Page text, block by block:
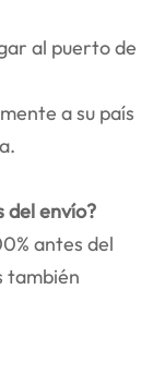
al puerto de
a su país
del envío?
antes del
también